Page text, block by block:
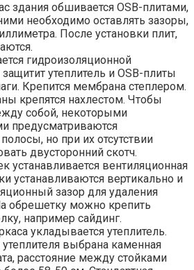
здания обшивается OSB-плитами,
необходимо оставлять зазоры,
После установки плит,
гидроизоляционной
утеплитель и OSB-плиты
Крепится мембрана степлером.
крепятся нахлестом. Чтобы
собой, некоторыми
предусматриваются
но при их отсутствии
двусторонний скотч.
устанавливается вентиляционная
устанавливаются вертикально и
зазор для удаления
обрешетку можно крепить
например сайдинг.
укладывается утеплитель.
утеплителя выбрана каменная
расстояние между стойками